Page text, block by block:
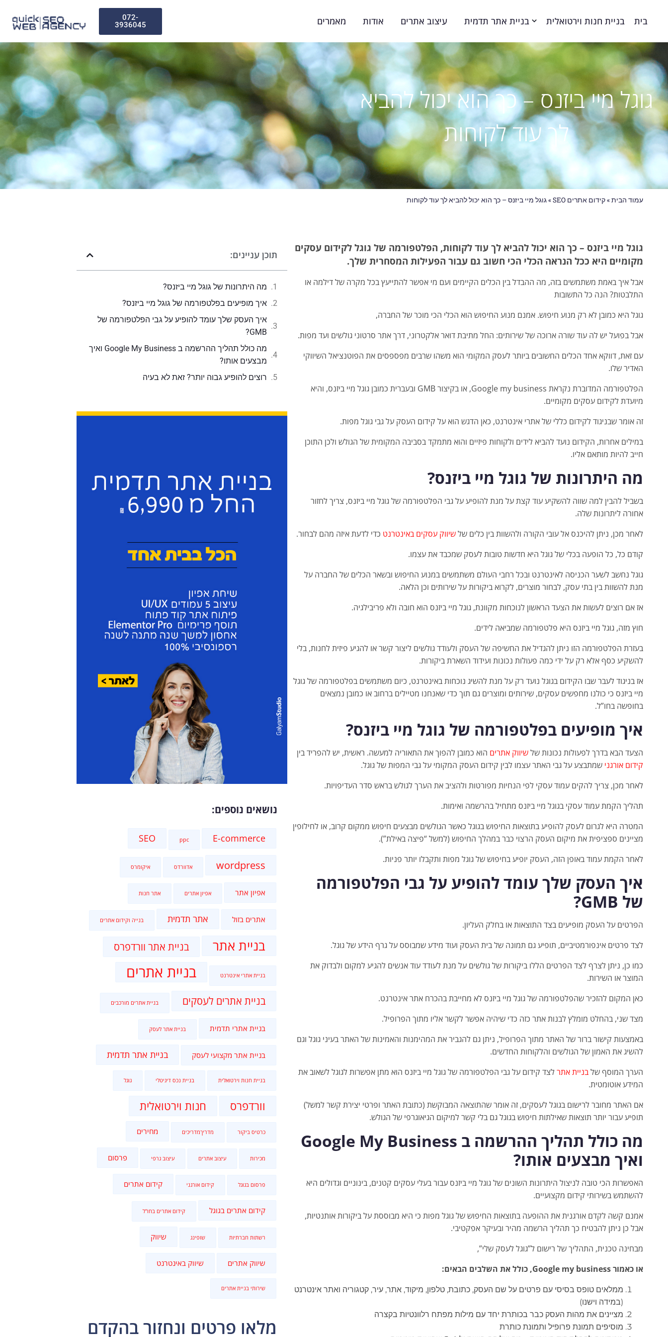
בית בניית חנות וירטואלית בניית אתר תדמית עיצוב אתרים אודות מאמרים
072-
3936045
גוגל מיי ביזנס – כך הוא יכול להביא
לך עוד לקוחות
עמוד הבית»קידום אתרים SEO »גוגל מיי ביזנס – כך הוא יכול להביא לך עוד לקוחות
גוגל מיי ביזנס – כך הוא יכול להביא לך עוד לקוחות, הפלטפורמה של גוגל לקידום עסקים
מקומיים היא ככל הנראה הכלי הכי חשוב גם עבור הפעילות המסחרית שלך.
אבל איך באמת משתמשים בזה, מה ההבדל בין הכלים הקיימים ועם מי אפשר להתייעץ בכל מקרה של דילמה או
התלבטות? הנה כל התשובות
גוגל היא כמובן לא רק מנוע חיפוש. אמנם מנוע החיפוש הוא הכלי הכי מוכר של החברה,
אבל בפועל יש לה עוד שורה ארוכה של שירותים: החל מתיבת דואר אלקטרוני, דרך אתר סרטוני גולשים ועד מפות.
עם זאת, דווקא אחד הכלים החשובים ביותר לעסק המקומי הוא משהו שרבים מפספסים את הפוטנציאל השיווקי
האדיר שלו.
הפלטפורמה המדוברת נקראת Google my business, או בקיצור GMB ובעברית כמובן גוגל מיי ביזנס, והיא
מיועדת לקידום עסקים מקומיים.
זה אומר שבניגוד לקידום כללי של אתרי אינטרנט, כאן הדגש הוא על קידום העסק על גבי גוגל מפות.
במילים אחרות, הקידום נועד להביא לידים ולקוחות פיזיים והוא מתמקד בסביבה המקומית של הגולש ולכן התוכן
חייב להיות מותאם אליו.
מה היתרונות של גוגל מיי ביזנס?
בשביל להבין למה שווה להשקיע עוד קצת על מנת להופיע על גבי הפלטפורמה של גוגל מיי ביזנס, צריך לחזור
אחורה ליתרונות שלה.
לאחר מכן, ניתן להיכנס אל עובי הקורה ולהשוות בין כלים שלשיווק עסקים באינטרנט כדי לדעת איזה מהם לבחור.
קודם כל, כל הופעה בכלי של גוגל היא חדשות טובות לעסק שמכבד את עצמו.
גוגל נחשב לשער הכניסה לאינטרנט ובכל רחבי העולם משתמשים במנוע החיפוש ובשאר הכלים של החברה על
מנת להשוות בין בתי עסק, לבחור מוצרים, לקרוא ביקורות על שירותים וכן הלאה.
אז אם רוצים לעשות את הצעד הראשון לנוכחות מקוונת, גוגל מיי ביזנס הוא חובה ולא פריבילגיה.
חוץ מזה, גוגל מיי ביזנס היא פלטפורמה שמביאה לידים.
בעזרת הפלטפורמה הזו ניתן להגדיל את החשיפה של העסק ולעודד גולשים ליצור קשר או להגיע פיזית לחנות, בלי
להשקיע כסף אלא רק על ידי כמה פעולות נכונות ועידוד השארת ביקורות.
אז בניגוד לעבר שבו הקידום בגוגל נועד רק על מנת להשיג נוכחות באינטרנט, כיום משתמשים בפלטפורמה של גוגל
מיי ביזנס כי כולנו מחפשים עסקים, שירותים ומוצרים גם תוך כדי שאנחנו מטיילים ברחוב או כמובן נמצאים
בחופשה בחו”ל.
איך מופיעים בפלטפורמה של גוגל מיי ביזנס?
הצעד הבא בדרך לפעולות נכונות שלשיווק אתרים הוא כמובן להפוך את התאוריה למעשה. ראשית, יש להפריד בין
קידום אורגני שמתבצע על גבי האתר עצמו לבין קידום העסק המקומי על גבי המפות של גוגל.
לאחר מכן, צריך להקים עמוד עסקי לפי הנחיות מפורטות ולהציב את הערך לגולש בראש סדר העדיפויות.
תהליך הקמת עמוד עסקי בגוגל מיי ביזנס מתחיל בהרשמה ואימות.
המטרה היא לגרום לעסק להופיע בתוצאות החיפוש בגוגל כאשר הגולשים מבצעים חיפוש ממקום קרוב, או לחילופין
מציינים ספציפית את מיקום העסק הרצוי כבר במהלך החיפוש (למשל “פיצה באילת”).
לאחר הקמת עמוד באופן הזה, העסק יופיע בחיפוש של גוגל מפות ותקבלו יותר פניות.
איך העסק שלך עומד להופיע על גבי הפלטפורמה
של GMB?
הפרטים על העסק מופיעים בצד התוצאות או בחלק העליון.
לצד פרטים אינפורמטיביים, תופיע גם תמונה של בית העסק ועוד מידע שמבוסס על גרף הידע של גוגל.
כמו כן, ניתן לצרף לצד הפרטים הללו ביקורות של גולשים על מנת לעודד עוד אנשים להגיע למקום ולבדוק את
המוצר או השירות.
כאן המקום להזכיר שהפלטפורמה של גוגל מיי ביזנס לא מחייבת בהכרח אתר אינטרנט.
מצד שני, בהחלט מומלץ לבנות אתר כזה כדי שיהיה אפשר לקשר אליו מתוך הפרופיל.
באמצעות קישור ברור של האתר מתוך הפרופיל, ניתן גם להגביר את המהימנות והאמינות של האתר בעיני גוגל וגם
להשיג את האמון של הגולשים והלקוחות החדשים.
הערך המוסף שלבניית אתר לצד קידום על גבי הפלטפורמה של גוגל מיי ביזנס הוא מתן אפשרות לגוגל לשאוב את
המידע אוטומטית.
אם האתר מחובר לרישום בגוגל לעסקים, זה אומר שהתוצאה המבוקשת (כתובת האתר ופרטי יצירת קשר למשל)
תופיע עבור יותר תוצאות שאילתות חיפוש בגוגל גם בלי קשר למיקום הגיאוגרפי של הגולש.
מה כולל תהליך ההרשמה ב Google My Business
ואיך מבצעים אותו?
האפשרות הכי טובה לניצול היתרונות השונים של גוגל מיי ביזנס עבור בעלי עסקים קטנים, בינוניים וגדולים היא
להשתמש בשירותי קידום מקצועיים.
אמנם קשה לקדם אורגנית את ההופעה בתוצאות החיפוש של גוגל מפות כי היא מבוססת על ביקורות אותנטיות,
אבל כן ניתן להבטיח כך תהליך הרשמה מהיר ובעיקר אפקטיבי.
מבחינה טכנית, התהליך של רישום ל”גוגל לעסק שלי”,
או כאמור Google my business, כולל את השלבים הבאים:
ממלאים טופס בסיסי עם פרטים על שם העסק, כתובת, טלפון, מיקוד, אתר, עיר, קטגוריה ואתר אינטרנט
(במידה וישנו)
מציינים את מהות העסק כבר בכותרת יחד עם מילות מפתח רלוונטיות בקצרה
מוסיפים תמונת פרופיל ותמונת כותרת
תוכן עניינים:
מה היתרונות של גוגל מיי ביזנס?
איך מופיעים בפלטפורמה של גוגל מיי ביזנס?
איך העסק שלך עומד להופיע על גבי הפלטפורמה של
GMB?
מה כולל תהליך ההרשמה ב Google My Business ואיך
מבצעים אותו?
רוצים להופיע גבוה יותר? זאת לא בעיה
נושאים נוספים:
E-commerce
ppc
SEO
wordpress אדוורדס איקומרס
אפיון אתר אפיון אתרים אתר חנות
אתרים בזול אתר תדמית בנייה וקידום אתרים
בניית אתר בניית אתר וורדפרס
בניית אתרי אינטרנט בניית אתרים
בניית אתרים לעסקים בניית אתרים מורכבים
בניית אתרי תדמית בניית אתר לעסק
בניית אתר מקצועי לעסק בניית אתר תדמית
בניית חנות וירטואלית בניית נכס דיגיטלי גוגל
וורדפרס חנות וירטואלית
כרטיס ביקור מדריךמדריכים מחירים
מכירות עיצוב אתרים עיצוב גרפי פרסום
פרסום בגוגל קידום אורגני קידום אתרים
קידום אתרים בגוגל קידום אתרים בחו"ל
רשתות חברתיות שופינג שיווק
שיווק אתרים שיווק באינטרנט
שירותי בניית אתרים
מלאו פרטים ונחזור בהקדם